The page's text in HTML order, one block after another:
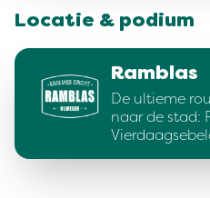
Locatie & podium
Ramblas
De ultieme
naar de stad: